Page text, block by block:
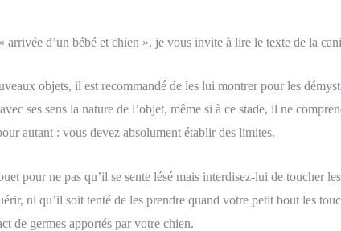
arrivée d’un bébé et chien », je vous invite à lire le texte de la
objets, il est recommandé de les lui montrer pour les
ses sens la nature de l’objet, même si à ce stade, il ne
autant : vous devez absolument établir des limites.
pour ne pas qu’il se sente lésé mais interdisez-lui de toucher
ni qu’il soit tenté de les prendre quand votre petit bout les
de germes apportés par votre chien.